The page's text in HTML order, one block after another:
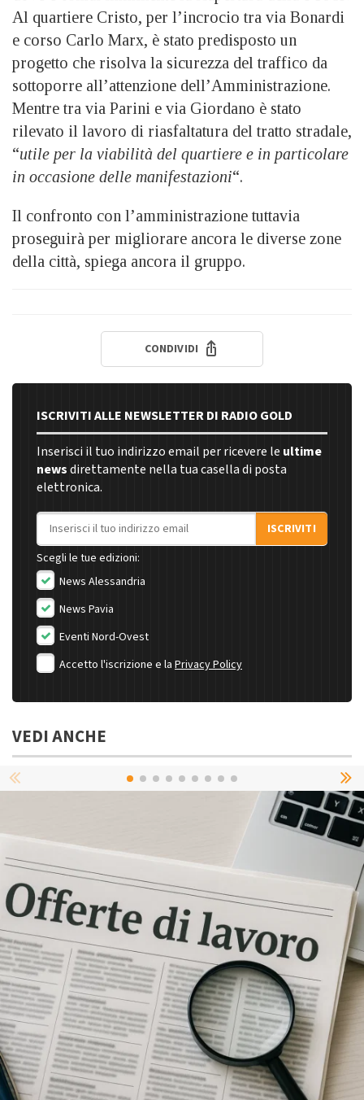
Al quartiere Cristo, per l’incrocio tra via Bonardi
e corso Carlo Marx, è stato predisposto un
progetto che risolva la sicurezza del traffico da
sottoporre all’attenzione dell’Amministrazione.
Mentre tra via Parini e via Giordano è stato
rilevato il lavoro di riasfaltatura del tratto stradale,
“utile per la viabilità del quartiere e in particolare
in occasione delle manifestazioni“.
Il confronto con l’amministrazione tuttavia
proseguirà per migliorare ancora le diverse zone
della città, spiega ancora il gruppo.
CONDIVIDI
ISCRIVITI ALLE NEWSLETTER DI RADIO GOLD
Inserisci il tuo indirizzo email per ricevere le ultime
newsdirettamente nella tua casella di posta
elettronica.
Indirizzo email
ISCRIVITI
Scegli le tue edizioni:
News Alessandria
News Pavia
Eventi Nord-Ovest
Accetto l'iscrizione e la Privacy Policy
VEDI ANCHE